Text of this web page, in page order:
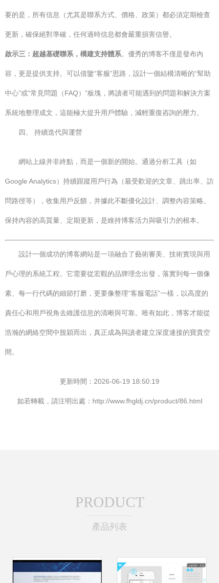
要的是，所有信息（尤其是聯系方式、價格、政策）都必須定期檢查
更新，確保絕對準確，任何過時信息都會嚴重損害信譽。
啟示三：超越基礎聯系，構建支持體系。優秀的博客不僅是發布內
容，更是提供支持。可以借鑒“客服”思路，設計一個結構清晰的“幫助
中心”或“常見問題（FAQ）”板塊，將讀者可能遇到的問題和解決方案
系統地整理成文，這能極大提升用戶體驗，減輕重復咨詢的壓力。
四、 持續迭代與運營
網站上線并非終點，而是一個新的開始。通過分析工具（如
Google Analytics）持續跟蹤用戶行為（最受歡迎的文章、跳出率、訪
問路徑等），收集用戶反饋，并據此不斷優化設計、調整內容策略。
保持內容的高質量、定期更新，是維持博客活力與吸引力的根本。
設計一個成功的博客網站是一項融合了藝術審美、技術實現與用
戶心理的系統工程。它需要從宏觀的品牌理念出發，落實到每一個像
素、每一行代碼的細節打磨，更要像整理“客服電話”一樣，以高度的
責任心和用戶視角去維護信息的清晰與可靠。唯有如此，博客才能從
浩瀚的網絡空間中脫穎而出，真正成為與讀者建立深度連接的寶貴空
間。
更新時間：2026-06-19 18:50:19
如若轉載，請注明出處：http://www.fhgldj.cn/product/86.html
PRODUCT
產品列表